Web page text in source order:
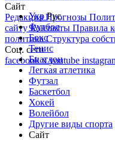
Сайт
РедакцияПрогнозы
сайтуКонтакты Правила
политикаСтруктура
Соц. сети
facebookxyoutube
УкрРус
Футбол
Бокс
Тенис
Биатлон
Легкая атлетика
Футзал
Баскетбол
Хокей
Волейбол
Другие виды спорта
Сайт